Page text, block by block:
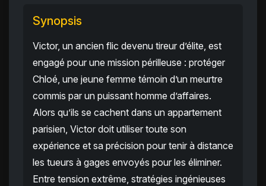
Synopsis
Victor, un ancien flic devenu tireur d’élite, est
engagé pour une mission périlleuse : protéger
Chloé, une jeune femme témoin d’un meurtre
commis par un puissant homme d’affaires.
Alors qu’ils se cachent dans un appartement
parisien, Victor doit utiliser toute son
expérience et sa précision pour tenir à distance
les tueurs à gages envoyés pour les éliminer.
Entre tension extrême, stratégies ingénieuses